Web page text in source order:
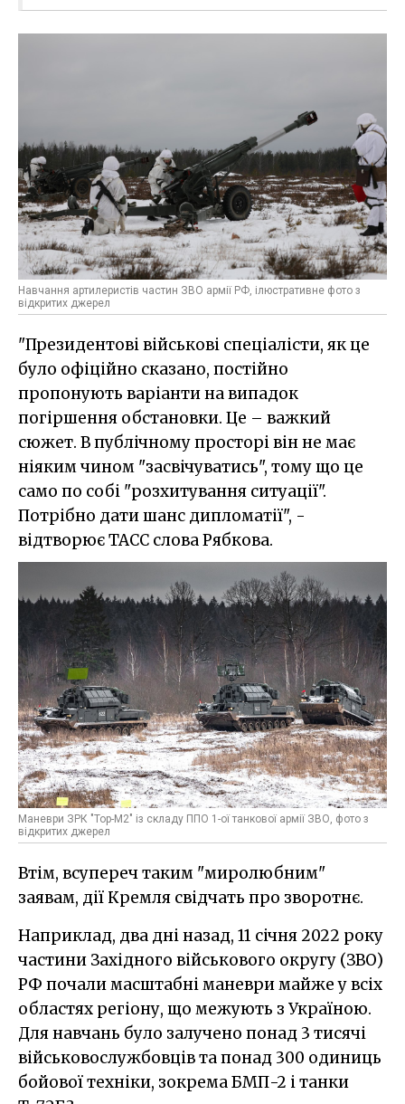
Навчання артилеристів частин ЗВО армії РФ, ілюстративне фото з
відкритих джерел
"Президентові військові спеціалісти, як це
було офіційно сказано, постійно
пропонують варіанти на випадок
погіршення обстановки. Це – важкий
сюжет. В публічному просторі він не має
ніяким чином "засвічуватись", тому що це
само по собі "розхитування ситуації".
Потрібно дати шанс дипломатії", -
відтворює ТАСС слова Рябкова.
Маневри ЗРК "Тор-М2" із складу ППО 1-ої танкової армії ЗВО, фото з
відкритих джерел
Втім, всупереч таким "миролюбним"
заявам, дії Кремля свідчать про зворотнє.
Наприклад, два дні назад, 11 січня 2022 року
частини Західного військового округу (ЗВО)
РФ почали масштабні маневри майже у всіх
областях регіону, що межують з Україною.
Для навчань було залучено понад 3 тисячі
військовослужбовців та понад 300 одиниць
бойової техніки, зокрема БМП-2 і танки